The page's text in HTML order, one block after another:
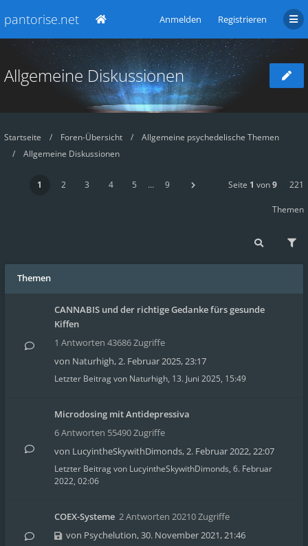
pantorise.net Anmelden Registrieren
Allgemeine Diskussionen
Startseite Foren-Übersicht
Allgemeine psychedelische Themen
Allgemeine Diskussionen
1 2 3 4 5 … 9 Seite 1 von9 221
Themen
Themen
CANNABIS und der richtige Gedanke fürs gesunde
Kiffen
1 Antworten 43686 Zugriffe
von Naturhigh,2. Februar 2025, 23:17
Letzter Beitrag von Naturhigh, 13. Juni 2025, 15:49
Microdosing mit Antidepressiva
6 Antworten 55490 Zugriffe
von LucyintheSkywithDimonds,2. Februar 2022, 22:07
Letzter Beitrag von LucyintheSkywithDimonds, 6. Februar
2022, 02:06
COEX-Systeme 2 Antworten 20210 Zugriffe
von Psychelution,30. November 2021, 21:46